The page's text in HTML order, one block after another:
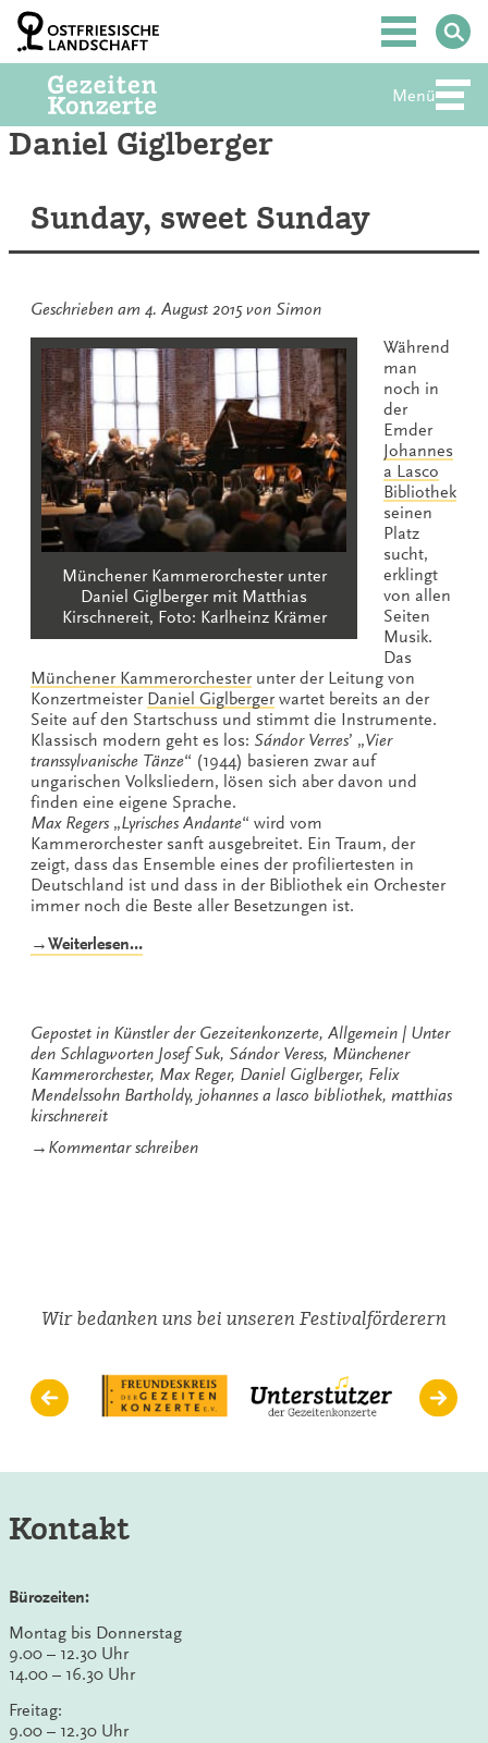
Zum
Inhalt
springen
Hauptmenü
Menü
Daniel Giglberger
Sunday, sweet Sunday
Geschrieben am 4. August 2015von Simon
Münchener Kammerorchester unter
Daniel Giglberger mit Matthias
Kirschnereit, Foto: Karlheinz Krämer
Während
man
noch in
der
Emder
Johannes
a Lasco
Bibliothek
seinen
Platz
sucht,
erklingt
von allen
Seiten
Musik.
Das
Münchener Kammerorchesterunter der Leitung von
Konzertmeister Daniel Giglbergerwartet bereits an der
Seite auf den Startschuss und stimmt die Instrumente.
Klassisch modern geht es los: Sándor Verres’ „Vier
transsylvanische Tänze“ (1944) basieren zwar auf
ungarischen Volksliedern, lösen sich aber davon und
finden eine eigene Sprache.
Max Regers „Lyrisches Andante“ wird vom
Kammerorchester sanft ausgebreitet. Ein Traum, der
zeigt, dass das Ensemble eines der profiliertesten in
Deutschland ist und dass in der Bibliothek ein Orchester
immer noch die Beste aller Besetzungen ist.
→Weiterlesen…„Sunday,
Gepostet in Künstler der Gezeitenkonzerte, Allgemein
Unter
den Schlagworten Josef Suk, Sándor Veress, Münchener
Kammerorchester, Max Reger, Daniel Giglberger, Felix
Mendelssohn Bartholdy, johannes a lasco bibliothek, matthias
kirschnereit
→ Kommentar schreibenzu
Wir bedanken uns bei unseren Festivalförderern
Kontakt
Bürozeiten:
Montag bis Donnerstag
9.00 – 12.30 Uhr
14.00 – 16.30 Uhr
Freitag:
9.00 – 12.30 Uhr